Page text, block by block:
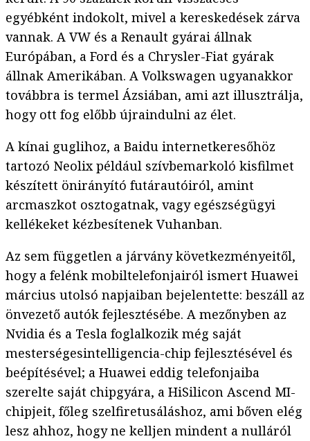
egyébként indokolt, mivel a kereskedések zárva
vannak. A VW és a Renault gyárai állnak
Európában, a Ford és a Chrysler-Fiat gyárak
állnak Amerikában. A Volkswagen ugyanakkor
továbbra is termel Ázsiában, ami azt illusztrálja,
hogy ott fog előbb újraindulni az élet.
A kínai guglihoz, a Baidu internetkeresőhöz
tartozó Neolix például szívbemarkoló kisfilmet
készített önirányító futárautóiról, amint
arcmaszkot osztogatnak, vagy egészségügyi
kellékeket kézbesítenek Vuhanban.
Az sem független a járvány következményeitől,
hogy a felénk mobiltelefonjairól ismert Huawei
március utolsó napjaiban bejelentette: beszáll az
önvezető autók fejlesztésébe. A mezőnyben az
Nvidia és a Tesla foglalkozik még saját
mesterségesintelligencia-chip fejlesztésével és
beépítésével; a Huawei eddig telefonjaiba
szerelte saját chipgyára, a HiSilicon Ascend MI-
chipjeit, főleg szelfiretusáláshoz, ami bőven elég
lesz ahhoz, hogy ne kelljen mindent a nulláról